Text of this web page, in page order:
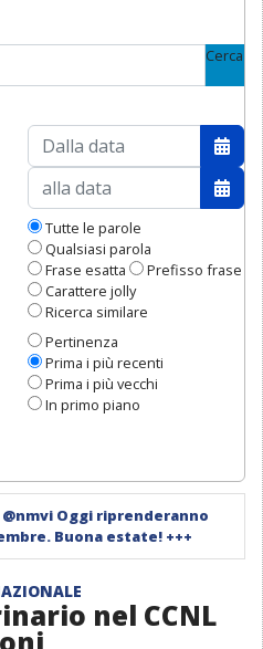
Cerca
Apri
Tutte le parole
Qualsiasi parola
Frase esatta
Prefisso frase
Carattere jolly
Ricerca similare
Pertinenza
Prima i più recenti
Prima i più vecchi
In primo piano
Oggi riprenderanno
Buona estate! +++
nel CCNL